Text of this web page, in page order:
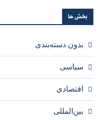
بخش ها
بدون دسته‌بندی
سیاسی
اقتصادی
بین‌المللی